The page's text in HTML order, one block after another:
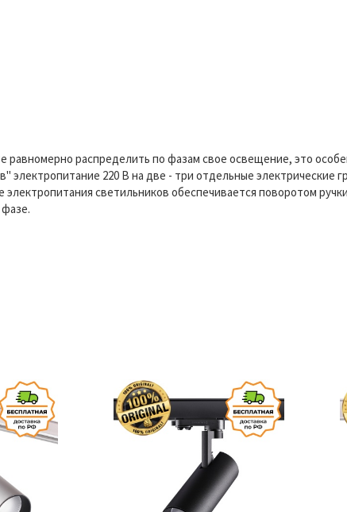
распределить по фазам свое освещение, это
220 В на две - три отдельные электрические
светильников обеспечивается поворотом